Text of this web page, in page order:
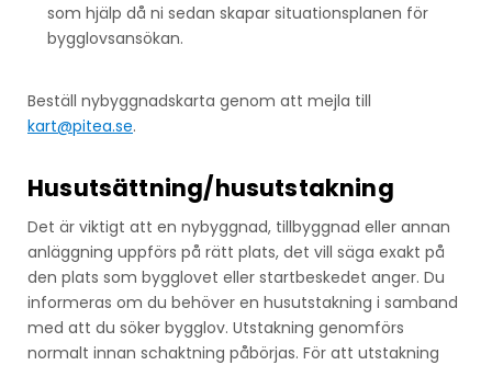
som hjälp då ni sedan skapar situationsplanen för
bygglovsansökan.
Beställ nybyggnadskarta genom att mejla till
kart@pitea.se.
Husutsättning/husutstakning
Det är viktigt att en nybyggnad, tillbyggnad eller annan
anläggning uppförs på rätt plats, det vill säga exakt på
den plats som bygglovet eller startbeskedet anger. Du
informeras om du behöver en husutstakning i samband
med att du söker bygglov. Utstakning genomförs
normalt innan schaktning påbörjas. För att utstakning